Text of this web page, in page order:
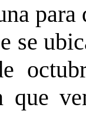
para
se
que